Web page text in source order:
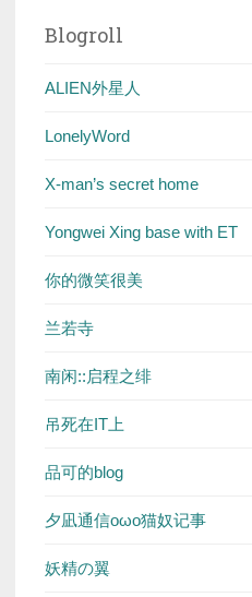
Blogroll
ALIEN外星人
LonelyWord
X-man’s secret home
Yongwei Xing base with ET
你的微笑很美
兰若寺
南闲::启程之绯
吊死在IT上
品可的blog
夕凪通信oωo猫奴记事
妖精の翼